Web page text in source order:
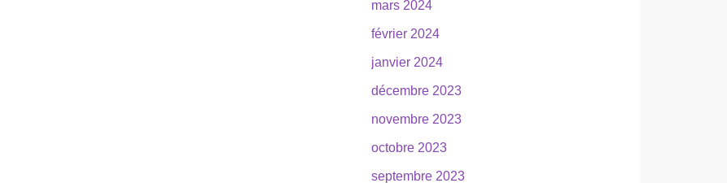
mars 2024
février 2024
janvier 2024
décembre 2023
novembre 2023
octobre 2023
septembre 2023